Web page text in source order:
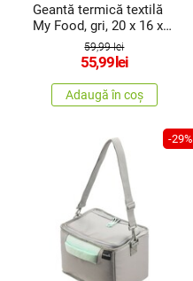
Geantă termică textilă
My Food, gri, 20 x 16 x
59,99 lei
55,99 lei
Adaugă în coș
-29%